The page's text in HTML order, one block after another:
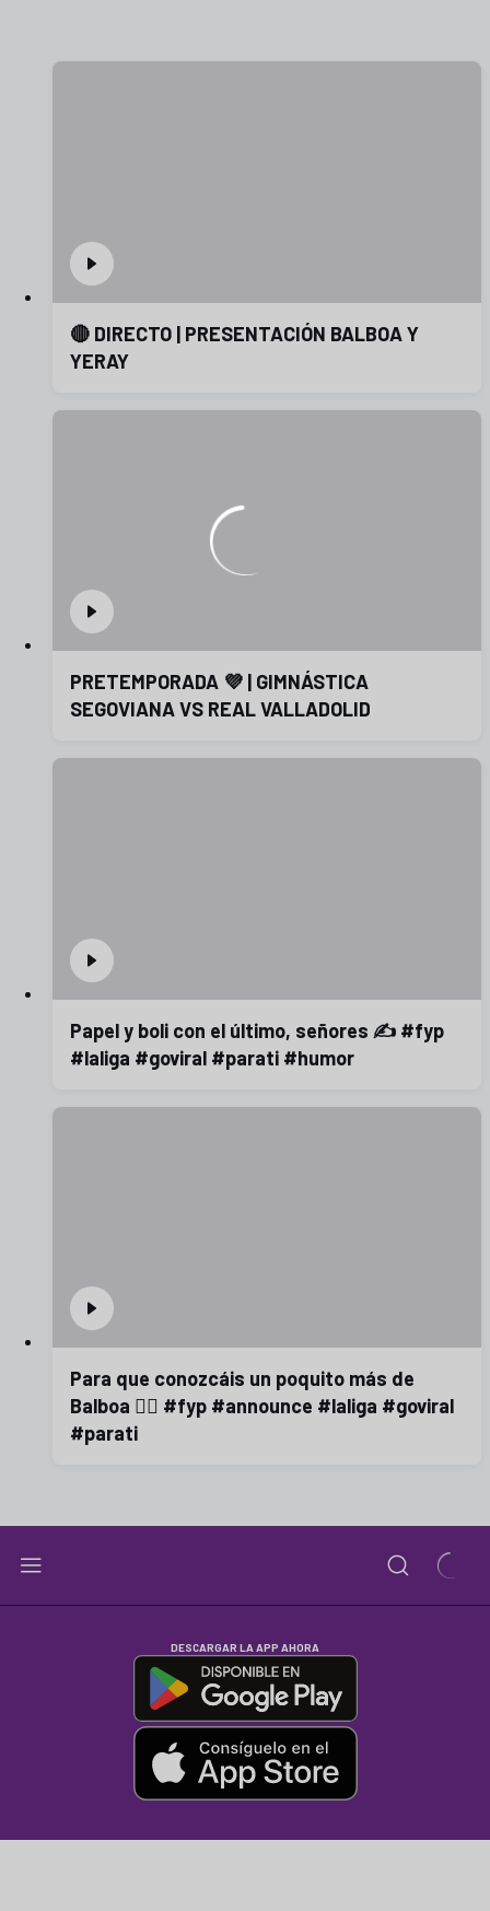
🔴 DIRECTO | PRESENTACIÓN BALBOA Y
YERAY
PRETEMPORADA 💜 | GIMNÁSTICA
SEGOVIANA VS REAL VALLADOLID
Papel y boli con el último, señores ✍️ #fyp
#laliga #goviral #parati #humor
Para que conozcáis un poquito más de
Balboa 😮‍💨 #fyp #announce #laliga #goviral
#parati
DESCARGAR LA APP AHORA